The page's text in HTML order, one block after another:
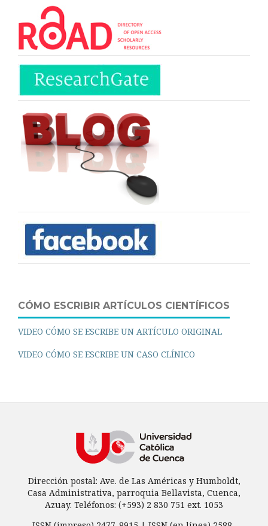
CÓMO ESCRIBIR ARTÍCULOS CIENTÍFICOS
VIDEO CÓMO SE ESCRIBE UN ARTÍCULO ORIGINAL
VIDEO CÓMO SE ESCRIBE UN CASO CLÍNICO
Dirección postal: Ave. de Las Américas y Humboldt,
Casa Administrativa, parroquia Bellavista, Cuenca,
Azuay. Teléfonos: (+593) 2 830 751 ext. 1053